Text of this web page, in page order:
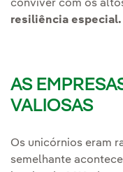
conviver com os
resiliência especial.
AS
VALIOSAS
Os unicórnios eram
semelhante